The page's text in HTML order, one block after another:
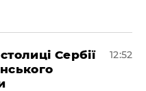
Сербії
12:52